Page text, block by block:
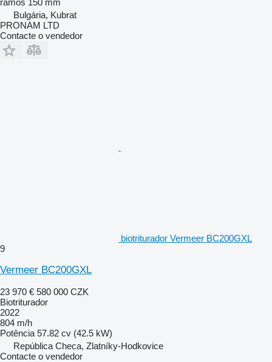
ramos 150 mm
Bulgária, Kubrat
PRONAM LTD
Contacte o vendedor
biotriturador Vermeer BC200GXL
9
Vermeer BC200GXL
23 970 € 580 000 CZK
Biotriturador
2022
804 m/h
Potência 57.82 cv (42.5 kW)
República Checa, Zlatníky-Hodkovice
Contacte o vendedor